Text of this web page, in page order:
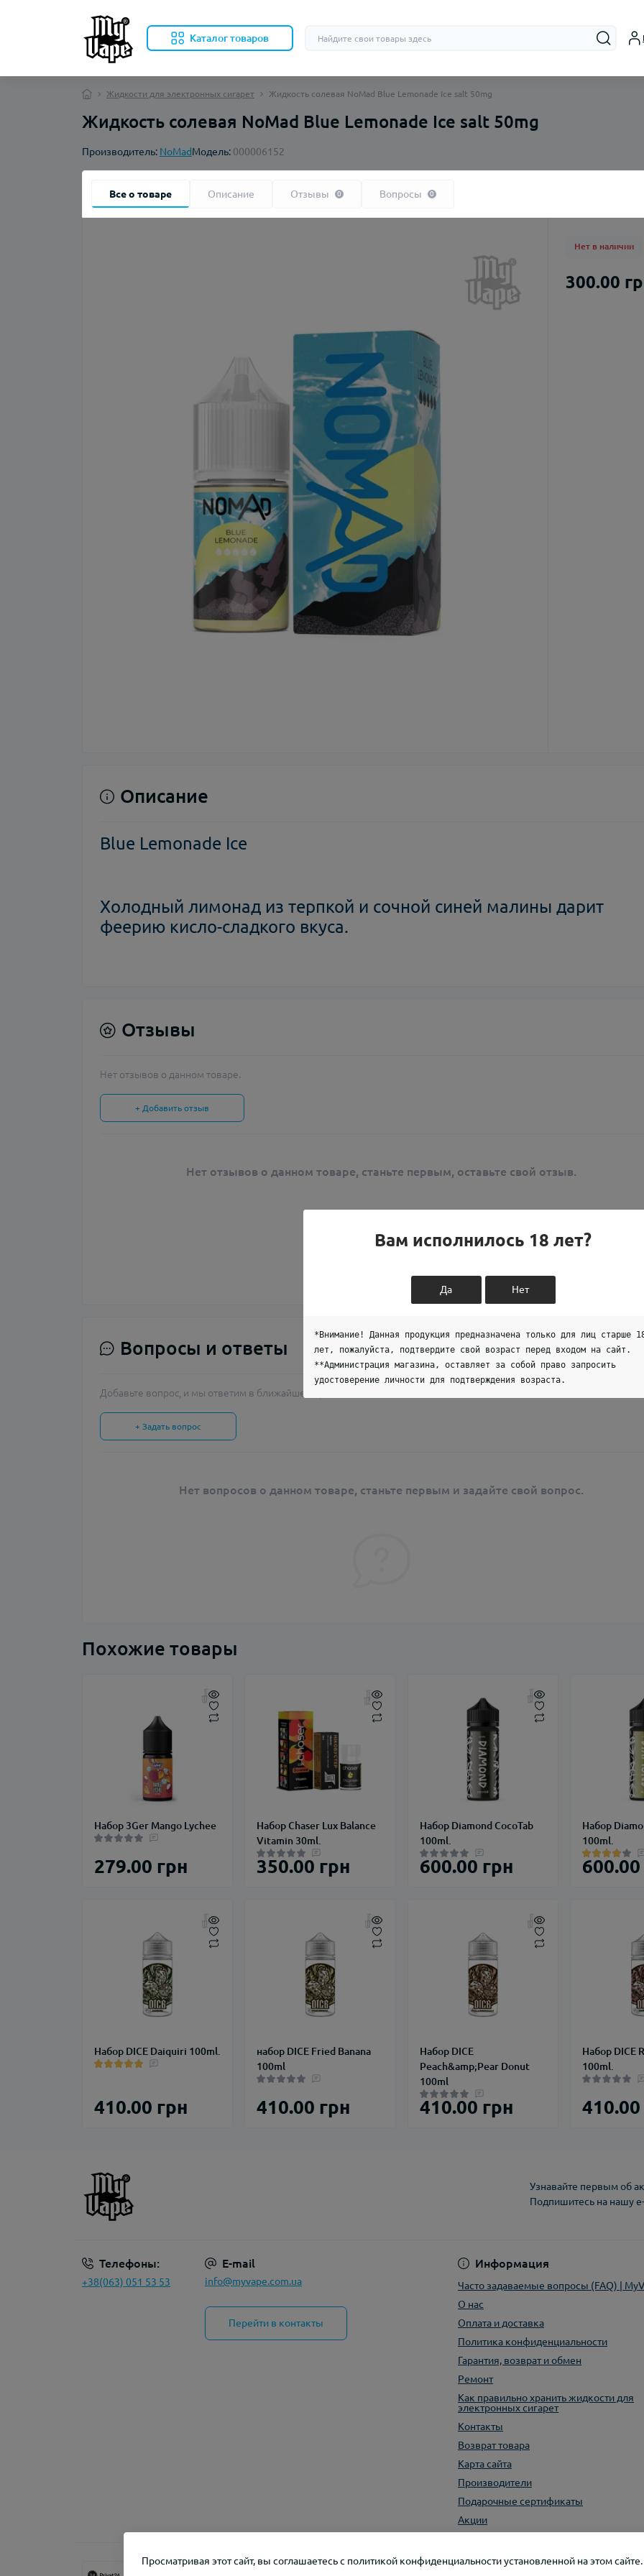
Каталог товаров
Жидкости для электронных сигарет Жидкость солевая NoMad Blue Lemonade Ice salt 50mg
Жидкость солевая NoMad Blue Lemonade Ice salt 50mg
Производитель: NoMadМодель: 000006152
Все о товаре Описание Отзывы 0 Вопросы 0
Нет в наличии
300.00
Описание
Blue Lemonade Ice
Холодный лимонад из терпкой и сочной синей малины дарит
феерию кисло-сладкого вкуса.
Отзывы
Нет отзывов о данном товаре.
+ Добавить отзыв
Нет отзывов о данном товаре, станьте первым, оставьте свой отзыв.
Вопросы и ответы
Добавьте вопрос, и мы ответим в ближайшее время.
+ Задать вопрос
Нет вопросов о данном товаре, станьте первым и задайте свой вопрос.
Похожие товары
Набор 3Ger Mango Lychee
279.00 грн
Набор Chaser Lux Balance
Vitamin 30ml.
350.00 грн
Набор Diamond CocoTab
100ml.
600.00 грн
Набор
100ml.
600.00
Набор DICE Daiquiri 100ml.
410.00 грн
набор DICE Fried Banana
100ml
410.00 грн
Набор DICE
Peach&amp;Pear Donut
100ml
410.00 грн
Набор DICE
100ml.
410.00
Узнавайте первым об
Подпишитесь на нашу
Телефоны:
+38(063) 051 53 53
E-mail
info@myvape.com.ua
Перейти в контакты
Информация
Часто задаваемые вопросы (FAQ) |
О нас
Оплата и доставка
Политика конфиденциальности
Гарантия, возврат и обмен
Ремонт
Как правильно хранить жидкости для
электронных сигарет
Контакты
Возврат товара
Карта сайта
Производители
Подарочные сертификаты
Акции
Просматривая этот сайт, вы соглашаетесь с политикой конфиденциальности установленной на этом сайте.
Вам исполнилось 18 лет?
Да Нет
*Внимание! Данная продукция предназначена только для лиц старше
лет, пожалуйста, подтвердите свой возраст перед входом на сайт.
**Администрация магазина, оставляет за собой право запросить
удостоверение личности для подтверждения возраста.